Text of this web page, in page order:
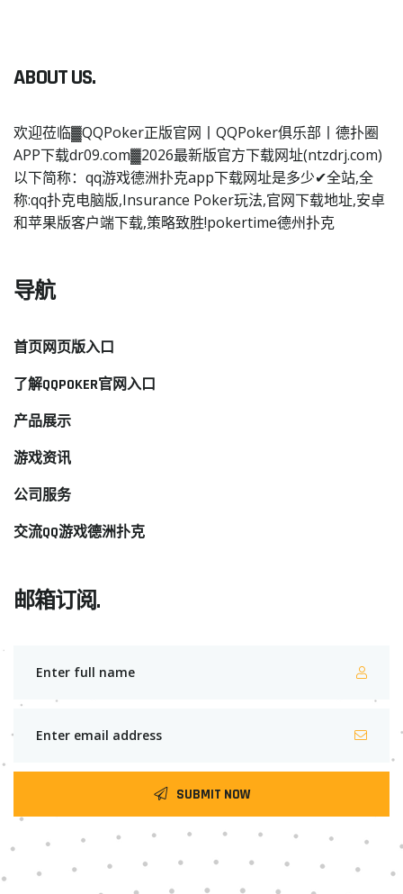
ABOUT US.
欢迎莅临▓QQPoker正版官网丨QQPoker俱乐部丨德扑圈
APP下载dr09.com▓2026最新版官方下载网址(ntzdrj.com)
以下简称：qq游戏德洲扑克app下载网址是多少✔全站,全
称:qq扑克电脑版,Insurance Poker玩法,官网下载地址,安卓
和苹果版客户端下载,策略致胜!pokertime德州扑克
导航
首页网页版入口
了解QQPOKER官网入口
产品展示
游戏资讯
公司服务
交流QQ游戏德洲扑克
邮箱订阅.
SUBMIT NOW